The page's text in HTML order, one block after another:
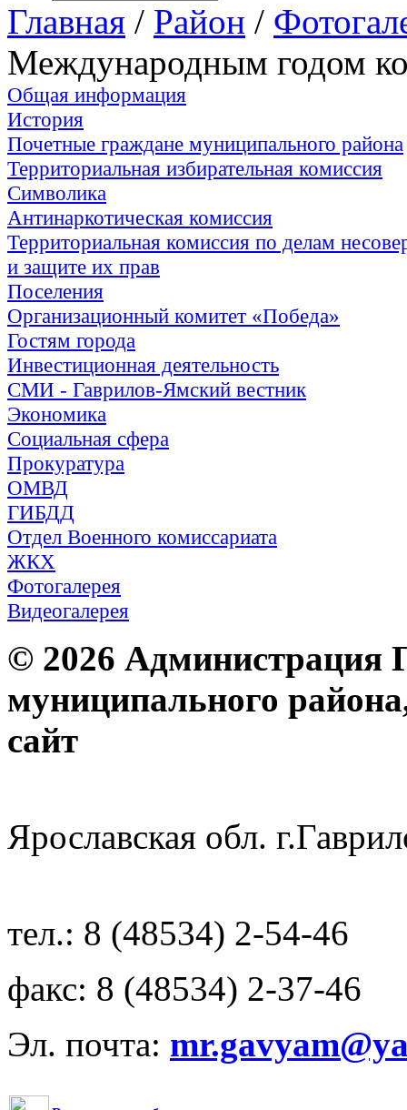
Главная / Район /
Международным годом
Общая информация
История
Почетные граждане муниципального района
Территориальная избирательная комиссия
Символика
Антинаркотическая комиссия
Территориальная комиссия по делам
и защите их прав
Поселения
Организационный комитет «Победа»
Гостям города
Инвестиционная деятельность
СМИ - Гаврилов-Ямский вестник
Экономика
Социальная сфера
Прокуратура
ОМВД
ГИБДД
Отдел Военного комиссариата
ЖКХ
Фотогалерея
Видеогалерея
© 2026 Администрация
муниципального
Ярославская обл.
тел.: 8 (48534) 2-54-46
факс: 8 (48534) 2-37-46
Эл. почта: